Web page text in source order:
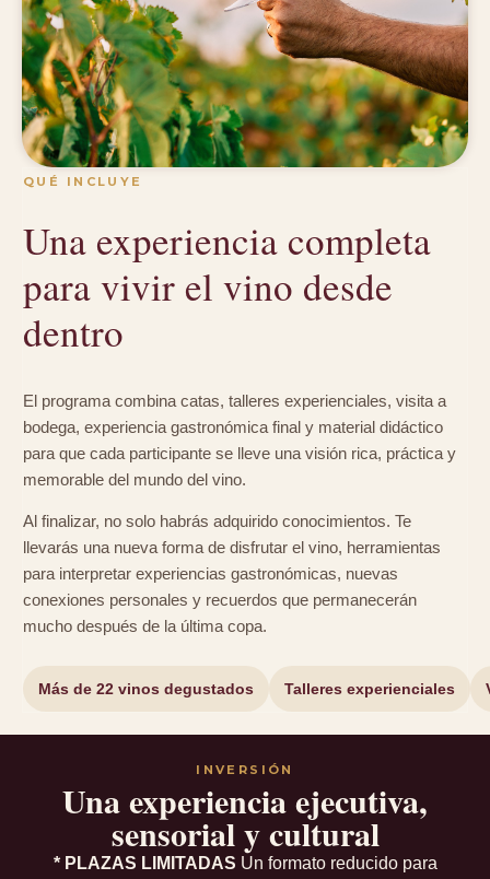
QUÉ INCLUYE
Una experiencia completa
para vivir el vino desde
dentro
El programa combina catas, talleres experienciales, visita a
bodega, experiencia gastronómica final y material didáctico
para que cada participante se lleve una visión rica, práctica y
memorable del mundo del vino.
Al finalizar, no solo habrás adquirido conocimientos. Te
llevarás una nueva forma de disfrutar el vino, herramientas
para interpretar experiencias gastronómicas, nuevas
conexiones personales y recuerdos que permanecerán
mucho después de la última copa.
Más de 22 vinos degustados Talleres experienciales
INVERSIÓN
Una experiencia ejecutiva,
sensorial y cultural
* PLAZAS LIMITADAS Un formato reducido para